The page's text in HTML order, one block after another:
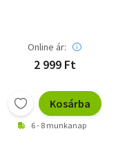
Aesopus/A szerelem
iskolája - saját fotóval
Online ár:
2 999 Ft
Kosárba
6 - 8 munkanap